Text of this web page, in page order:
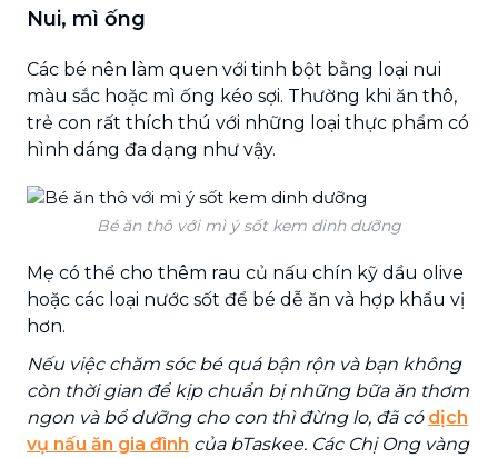
Nui, mì ống
Các bé nên làm quen với tinh bột bằng loại nui
màu sắc hoặc mì ống kéo sợi. Thường khi ăn thô,
trẻ con rất thích thú với những loại thực phẩm có
hình dáng đa dạng như vậy.
Bé ăn thô với mì ý sốt kem dinh dưỡng
Mẹ có thể cho thêm rau củ nấu chín kỹ dầu olive
hoặc các loại nước sốt để bé dễ ăn và hợp khẩu vị
hơn.
Nếu việc chăm sóc bé quá bận rộn và bạn không
còn thời gian để kịp chuẩn bị những bữa ăn thơm
ngon và bổ dưỡng cho con thì đừng lo, đã có dịch
vụ nấu ăn gia đình của bTaskee. Các Chị Ong vàng